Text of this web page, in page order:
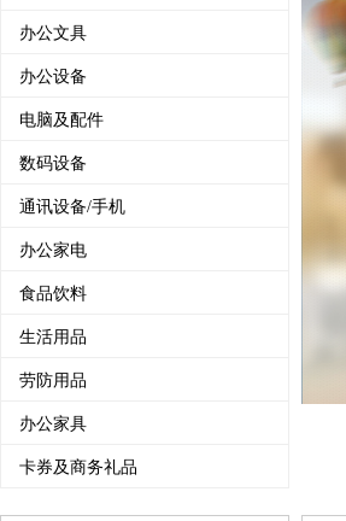
办公文具
办公设备
电脑及配件
数码设备
通讯设备/手机
办公家电
食品饮料
生活用品
劳防用品
办公家具
卡券及商务礼品